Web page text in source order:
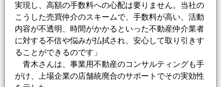
実現し、高額の手数料への心配は要りません。当社の
こうした売買仲介のスキームで、手数料が高い、活動
内容が不透明、時間がかかるといった不動産仲介業者
に対する不信や悩みが払拭され、安心して取り引きす
ることができるのです」
青木さんは、事業用不動産のコンサルティングも手
がけ、上場企業の店舗統廃合のサポートでその実効性